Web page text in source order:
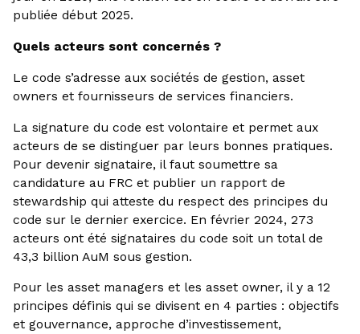
publiée début 2025.
Quels acteurs sont concernés ?
Le code s’adresse aux sociétés de gestion, asset
owners et fournisseurs de services financiers.
La signature du code est volontaire et permet aux
acteurs de se distinguer par leurs bonnes pratiques.
Pour devenir signataire, il faut soumettre sa
candidature au FRC et publier un rapport de
stewardship qui atteste du respect des principes du
code sur le dernier exercice. En février 2024, 273
acteurs ont été signataires du code soit un total de
43,3 billion AuM sous gestion.
Pour les asset managers et les asset owner, il y a 12
principes définis qui se divisent en 4 parties : objectifs
et gouvernance, approche d’investissement,